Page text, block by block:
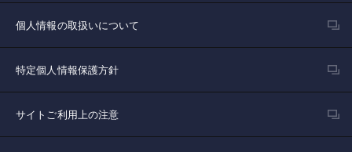
個人情報の取扱いについて
特定個人情報保護方針
サイトご利用上の注意